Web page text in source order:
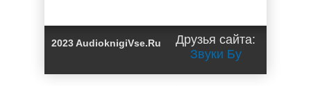
2023 AudioknigiVse.Ru
Друзья сайта:
Звуки Бу